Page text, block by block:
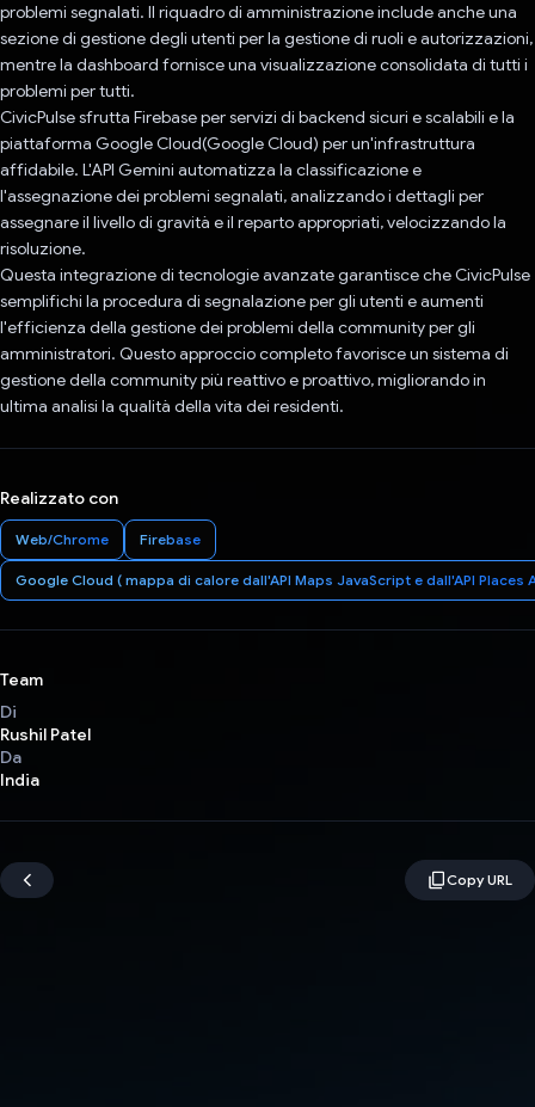
problemi segnalati. Il riquadro di amministrazione include anche una
sezione di gestione degli utenti per la gestione di ruoli e autorizzazioni,
mentre la dashboard fornisce una visualizzazione consolidata di tutti i
problemi per tutti.
CivicPulse sfrutta Firebase per servizi di backend sicuri e scalabili e la
piattaforma Google Cloud(Google Cloud) per un'infrastruttura
affidabile. L'API Gemini automatizza la classificazione e
l'assegnazione dei problemi segnalati, analizzando i dettagli per
assegnare il livello di gravità e il reparto appropriati, velocizzando la
risoluzione.
Questa integrazione di tecnologie avanzate garantisce che CivicPulse
semplifichi la procedura di segnalazione per gli utenti e aumenti
l'efficienza della gestione dei problemi della community per gli
amministratori. Questo approccio completo favorisce un sistema di
gestione della community più reattivo e proattivo, migliorando in
ultima analisi la qualità della vita dei residenti.
Realizzato con
Web/Chrome Firebase
Google Cloud ( mappa di calore dall'API Maps JavaScript e dall'API Places
Team
Di
Rushil Patel
Da
India